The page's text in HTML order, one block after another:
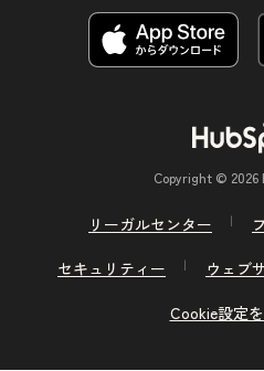
Copyright © 2026
リーガルセンター
セキュリティー
ウェブ
Cookie設定